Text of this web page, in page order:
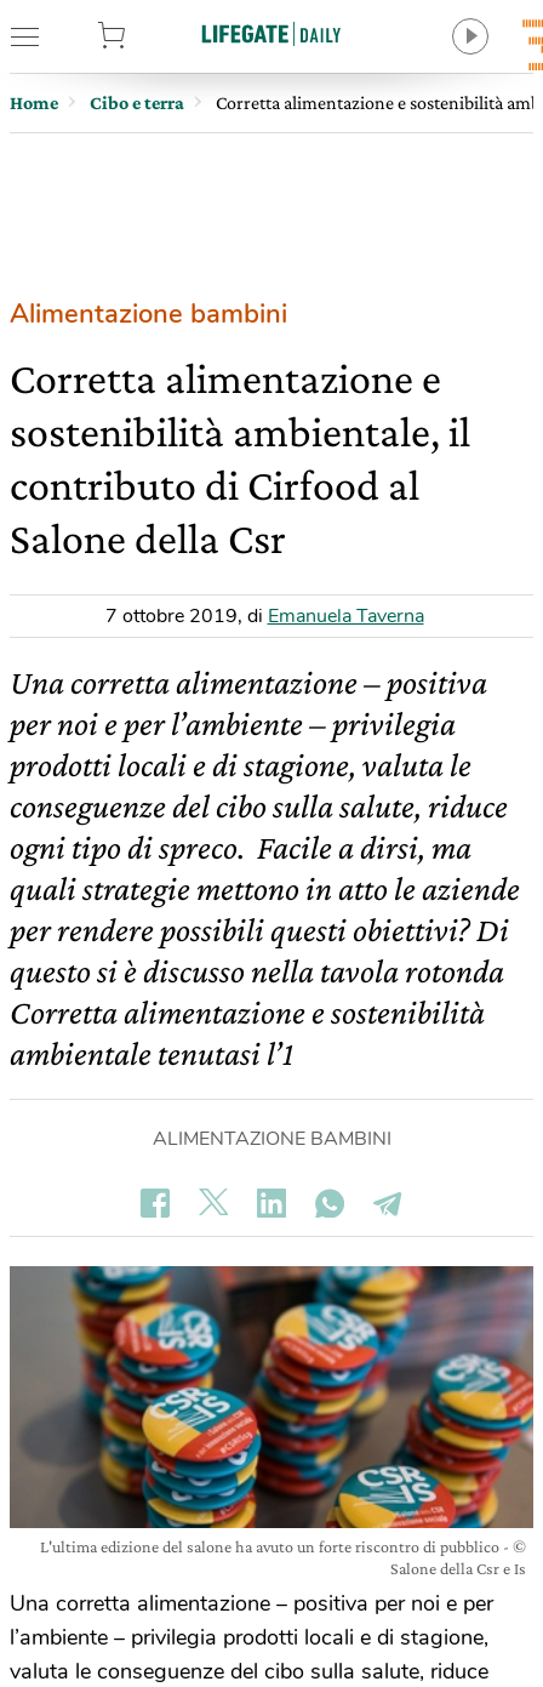
Home Cibo e terra Corretta alimentazione e sostenibilità
Alimentazione bambini
Corretta alimentazione e
sostenibilità ambientale, il
contributo di Cirfood al
Salone della Csr
7 ottobre 2019, di Emanuela Taverna
Una corretta alimentazione – positiva
per noi e per l’ambiente – privilegia
prodotti locali e di stagione, valuta le
conseguenze del cibo sulla salute, riduce
ogni tipo di spreco. Facile a dirsi, ma
quali strategie mettono in atto le aziende
per rendere possibili questi obiettivi? Di
questo si è discusso nella tavola rotonda
Corretta alimentazione e sostenibilità
ambientale tenutasi l’1
ALIMENTAZIONE BAMBINI
L'ultima edizione del salone ha avuto un forte riscontro di pubblico - ©
Salone della Csr e Is
Una corretta alimentazione – positiva per noi e per
l’ambiente – privilegia prodotti locali e di stagione,
valuta le conseguenze del cibo sulla salute, riduce